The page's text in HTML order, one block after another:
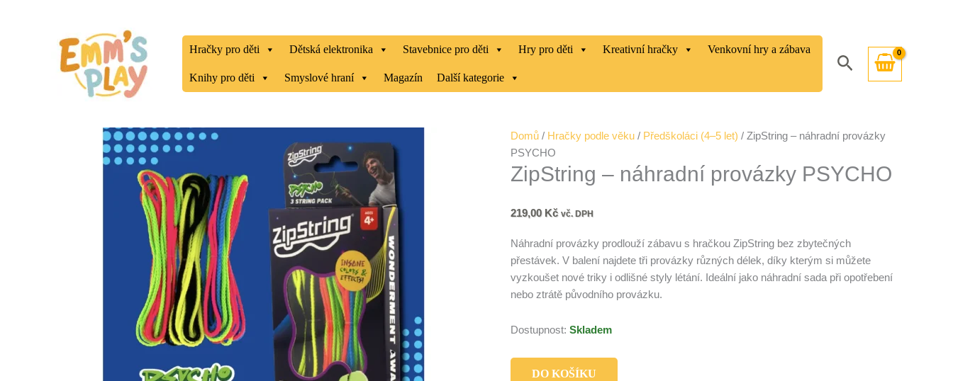
Hračky pro děti Dětská elektronika Stavebnice pro děti Hry pro děti Kreativní hračky Venkovní hry a zábava
Knihy pro děti Smyslové hraní Magazín Další kategorie
Hledat
Domů / Hračky podle věku / Předškoláci (4–5 let) / ZipString – náhradní provázky
PSYCHO
ZipString – náhradní provázky PSYCHO
219,00 Kč vč. DPH
Náhradní provázky prodlouží zábavu s hračkou ZipString bez zbytečných
přestávek. V balení najdete tři provázky různých délek, díky kterým si můžete
vyzkoušet nové triky i odlišné styly létání. Ideální jako náhradní sada při opotřebení
nebo ztrátě původního provázku.
Dostupnost: Skladem
ZipString
–
náhradní
provázky
množství
DO KOŠÍKU